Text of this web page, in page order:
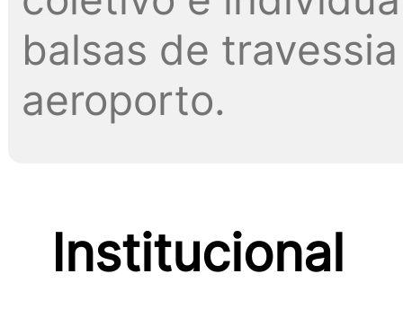
balsas de
aeroporto.
Institucional